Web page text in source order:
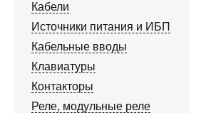
Кабели
Источники питания и ИБП
Кабельные вводы
Клавиатуры
Контакторы
Реле, модульные реле